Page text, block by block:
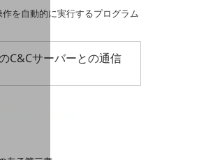
を自動的に実行するプログラム
C&Cサーバーとの通信